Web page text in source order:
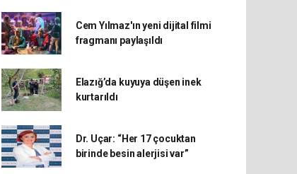
Cem Yılmaz'ın yeni dijital filmi
fragmanı paylaşıldı
Elazığ’da kuyuya düşen inek
kurtarıldı
Dr. Uçar: “Her 17 çocuktan
birinde besin alerjisi var”